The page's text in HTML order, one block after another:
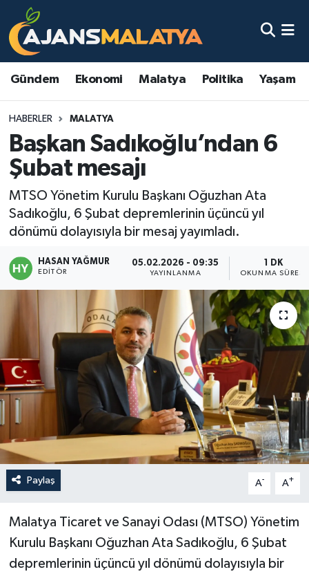
Gündem Ekonomi Malatya Politika Yaşam
HABERLER MALATYA
Başkan Sadıkoğlu’ndan 6
Şubat mesajı
MTSO Yönetim Kurulu Başkanı Oğuzhan Ata
Sadıkoğlu, 6 Şubat depremlerinin üçüncü yıl
dönümü dolayısıyla bir mesaj yayımladı.
HASAN YAĞMUR
EDITÖR
05.02.2026 - 09:35
YAYINLANMA
1 DK
OKUNMA SÜRESI
Paylaş A- A+
Malatya Ticaret ve Sanayi Odası (MTSO) Yönetim
Kurulu Başkanı Oğuzhan Ata Sadıkoğlu, 6 Şubat
depremlerinin üçüncü yıl dönümü dolayısıyla bir
Asayiş
Eğitim
Ekonomi
Gündem
Kadın
Kültür & Sanat
Politika
Sağlık
Teknoloji
Yaşam
Malatya Nöbetçi Eczaneler
Malatya Namaz Vakitleri
Malatya Trafik Yoğunluk Haritası
TFF 3.Lig 2.Grup Puan Durumu ve Fikstür
Tüm Manşetler
Son Dakika Haberleri
Haber Arşivi